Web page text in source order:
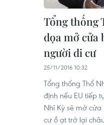
Tổng thống
dọa mở cửa
người di cư
25/11/2016 10:32
Tổng thống Thổ
định nếu EU tiếp
Nhĩ Kỳ sẽ mở
cư ồ ạt trở lại